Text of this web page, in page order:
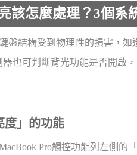
該怎麼處理？3個系
盤結構受到物理性的損害，如
也可判斷背光功能是否開啟
度」的功能
Pro觸控功能列左側的